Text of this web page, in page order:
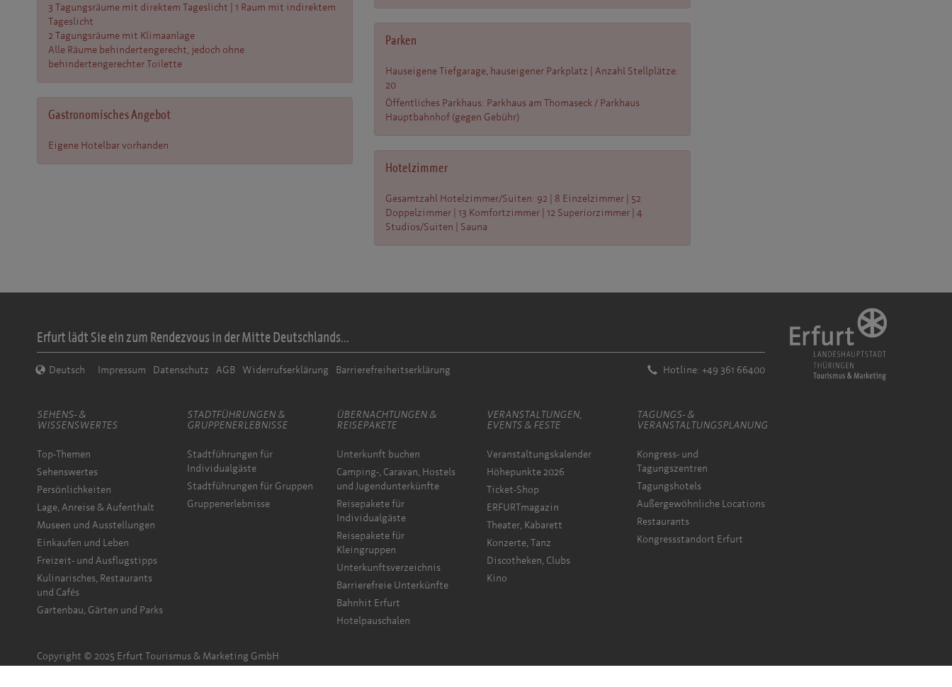
3 Tagungsräume mit direktem Tageslicht | 1 Raum mit indirektem
Tageslicht
2 Tagungsräume mit Klimaanlage
Alle Räume behindertengerecht, jedoch ohne
behindertengerechter Toilette
Gastronomisches Angebot
Eigene Hotelbar vorhanden
Parken
Hauseigene Tiefgarage, hauseigener Parkplatz | Anzahl Stellplätze:
20
Öffentliches Parkhaus: Parkhaus am Thomaseck / Parkhaus
Hauptbahnhof (gegen Gebühr)
Hotelzimmer
Gesamtzahl Hotelzimmer/Suiten: 92 | 8 Einzelzimmer | 52
Doppelzimmer | 13 Komfortzimmer | 12 Superiorzimmer | 4
Studios/Suiten | Sauna
Erfurt lädt Sie ein zum Rendezvous in der Mitte Deutschlands...
Deutsch Impressum Datenschutz AGB Widerrufserklärung Barrierefreiheitserklärung Hotline: +49 361 66400
SEHENS- &
WISSENSWERTES
Top-Themen
Sehenswertes
Persönlichkeiten
Lage, Anreise & Aufenthalt
Museen und Ausstellungen
Einkaufen und Leben
Freizeit- und Ausflugstipps
Kulinarisches, Restaurants
und Cafés
Gartenbau, Gärten und Parks
STADTFÜHRUNGEN &
GRUPPENERLEBNISSE
Stadtführungen für
Individualgäste
Stadtführungen für Gruppen
Gruppenerlebnisse
ÜBERNACHTUNGEN &
REISEPAKETE
Unterkunft buchen
Camping-, Caravan, Hostels
und Jugendunterkünfte
Reisepakete für
Individualgäste
Reisepakete für
Kleingruppen
Unterkunftsverzeichnis
Barrierefreie Unterkünfte
Bahnhit Erfurt
Hotelpauschalen
VERANSTALTUNGEN,
EVENTS & FESTE
Veranstaltungskalender
Höhepunkte 2026
Ticket-Shop
ERFURTmagazin
Theater, Kabarett
Konzerte, Tanz
Discotheken, Clubs
Kino
TAGUNGS- &
VERANSTALTUNGSPLANUNG
Kongress- und
Tagungszentren
Tagungshotels
Außergewöhnliche Locations
Restaurants
Kongressstandort Erfurt
Copyright © 2025 Erfurt Tourismus & Marketing GmbH